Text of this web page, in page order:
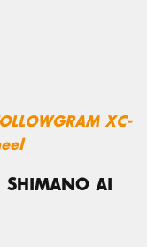
XC-
SHIMANO AI